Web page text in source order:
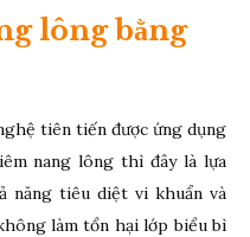
lông bằng
tiên tiến được ứng dụng
nang lông thì đây là lựa
năng tiêu diệt vi khuẩn và
làm tổn hại lớp biểu bì